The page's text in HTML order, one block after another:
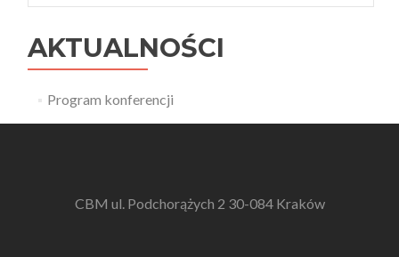
AKTUALNOŚCI
Program konferencji
CBM ul. Podchorążych 2 30-084 Kraków